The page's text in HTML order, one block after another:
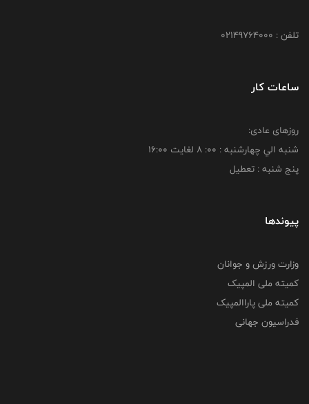
تلفن : 02149764000
ساعات کار
روزهای عادی:
شنبه الي چهارشنبه : 00: 8 لغايت 16:00
پنج شنبه : تعطیل
پیوندها
وزارت ورزش و جوانان
کمیته ملی المپیک
کمیته ملی پاراالمپیک
فدراسیون جهانی